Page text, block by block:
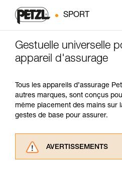
SPORT
Gestuelle universelle
appareil d'assurage
Tous les appareils d’assurage
autres marques, sont conçus
même placement des mains sur
gestes de base pour assurer.
AVERTISSEMENTS